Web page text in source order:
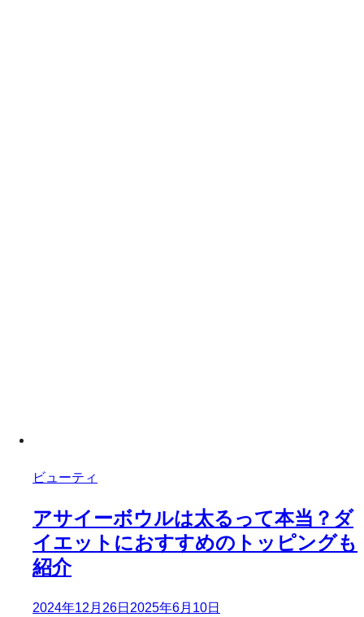
ビューティ
アサイーボウルは太るって本当？ダ
イエットにおすすめのトッピングも
紹介
2024年12月26日 2025年6月10日